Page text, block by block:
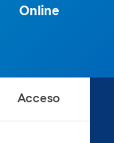
Online
Acceso